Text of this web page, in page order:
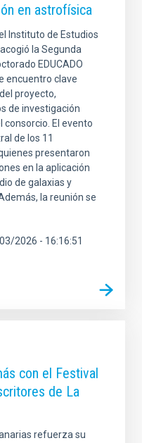
en astrofísica
Instituto de Estudios
la Segunda
EDUCADO
encuentro clave
proyecto,
de investigación
El evento
de los 11
presentaron
en la aplicación
de galaxias y
la reunión se
2026 - 16:16:51
con el Festival
de La
refuerza su